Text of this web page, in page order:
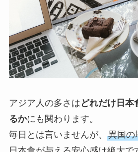
アジア人の多さは どれだけ日本
るかにも関わります。
毎日とは言いませんが、 異国の